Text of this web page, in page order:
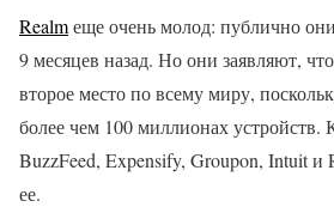
Realmеще очень молод: публично
9 месяцев назад. Но они заявляют,
второе место по всему миру,
более чем 100 миллионах устройств.
BuzzFeed, Expensify, Groupon, Intuit и
ее.